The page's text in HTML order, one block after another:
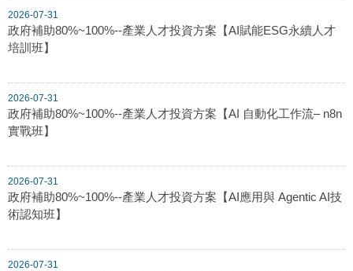
2026-07-31
政府補助80%~100%--產業人才投資方案【AI賦能ESG永續人才
培訓班】
2026-07-31
政府補助80%~100%--產業人才投資方案【AI 自動化工作流– n8n
實戰班】
2026-07-31
政府補助80%~100%--產業人才投資方案【AI應用與 Agentic AI技
術認知班】
2026-07-31